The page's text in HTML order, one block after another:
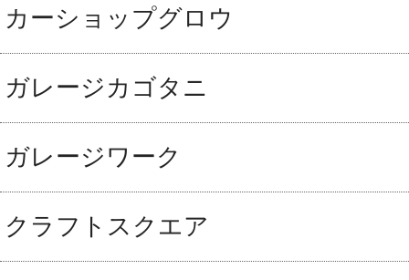
カーショップグロウ
ガレージカゴタニ
ガレージワーク
クラフトスクエア